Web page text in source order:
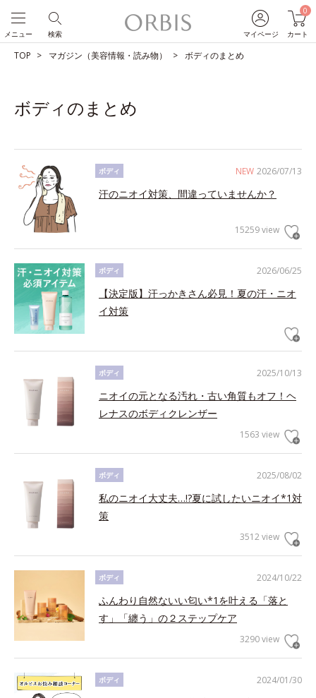
マイページ
0
カート
検索
メニュー
TOP マガジン（美容情報・読み物） ボディのまとめ
ボディのまとめ
NEW 2026/07/13
ボディ
汗のニオイ対策、間違っていませんか？
15259 view
2026/06/25
ボディ
【決定版】汗っかきさん必見！夏の汗・ニオ
イ対策
2025/10/13
ボディ
ニオイの元となる汚れ・古い角質もオフ！ヘ
レナスのボディクレンザー
1563 view
2025/08/02
ボディ
私のニオイ大丈夫…!?夏に試したいニオイ*1対
策
3512 view
2024/10/22
ボディ
ふんわり自然ないい匂い*1を叶える「落と
す」「纏う」の２ステップケア
3290 view
2024/01/30
ボディ